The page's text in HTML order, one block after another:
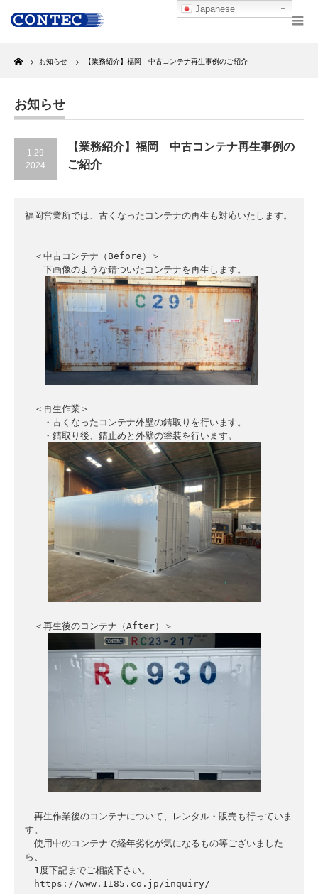
Home
お知らせ 【業務紹介】福岡 中古コンテナ再生事例のご紹介
お知らせ
1.29
2024
【業務紹介】福岡 中古コンテナ再生事例の
ご紹介
福岡営業所では、古くなったコンテナの再生も対応いたします。
＜中古コンテナ（Before）＞
下画像のような錆ついたコンテナを再生します。
＜再生作業＞
・古くなったコンテナ外壁の錆取りを行います。
・錆取り後、錆止めと外壁の塗装を行います。
＜再生後のコンテナ（After）＞
再生作業後のコンテナについて、レンタル・販売も行っていま
す。
使用中のコンテナで経年劣化が気になるもの等ございました
ら、
1度下記までご相談下さい。
https://www.1185.co.jp/inquiry/
Japanese